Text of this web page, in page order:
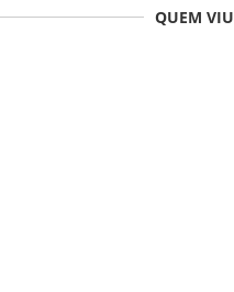
QUEM